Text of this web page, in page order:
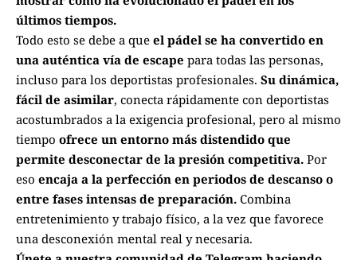
últimos tiempos.
Todo esto se debe a que el pádel se ha convertido en
una auténtica vía de escape para todas las personas,
incluso para los deportistas profesionales. Su dinámica,
fácil de asimilar, conecta rápidamente con deportistas
acostumbrados a la exigencia profesional, pero al mismo
tiempo ofrece un entorno más distendido que
permite desconectar de la presión competitiva. Por
eso encaja a la perfección en periodos de descanso o
entre fases intensas de preparación. Combina
entretenimiento y trabajo físico, a la vez que favorece
una desconexión mental real y necesaria.